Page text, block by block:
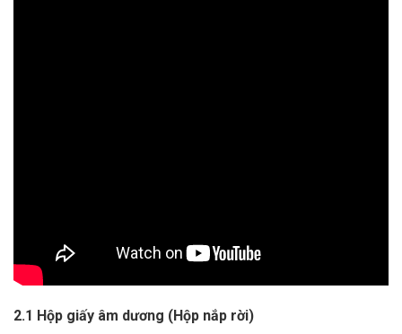
2.1 Hộp giấy âm dương (Hộp nắp rời)